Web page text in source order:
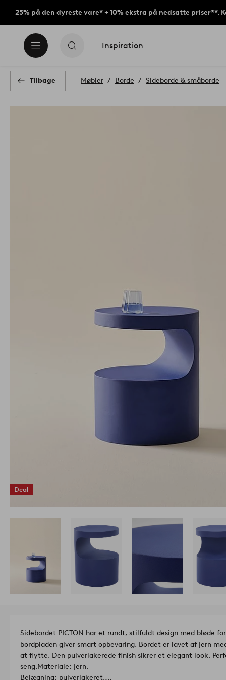
25% på den dyreste vare* + 10% ekstra på nedsatte priser**.
Inspiration
Tilbage Møbler Borde Sideborde & småborde
Deal
Sidebordet PICTON har et rundt, stilfuldt design med bløde
bordpladen giver smart opbevaring. Bordet er lavet af jern
at flytte. Den pulverlakerede finish sikrer et elegant look.
seng.Materiale: jern.
Belægning: pulverlakeret.